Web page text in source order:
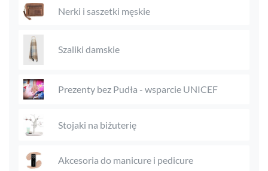
Nerki i saszetki męskie
Szaliki damskie
Prezenty bez Pudła - wsparcie UNICEF
Stojaki na biżuterię
Akcesoria do manicure i pedicure